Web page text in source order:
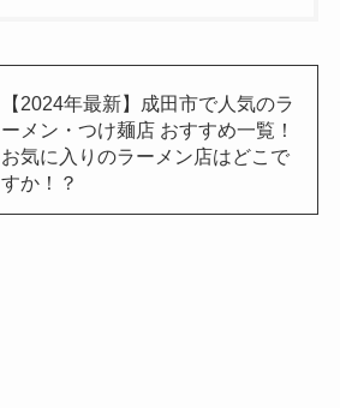
【2024年最新】成田市で人気のラ
ーメン・つけ麺店 おすすめ一覧！
お気に入りのラーメン店はどこで
すか！？